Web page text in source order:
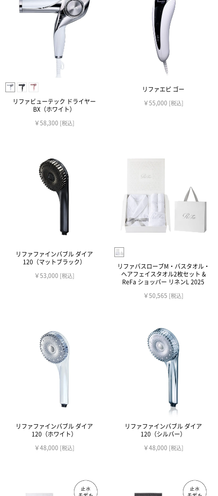
リファビューテック ドライヤー
BX（ホワイト）
￥58,300 [税込]
リファエピ ゴー
￥55,000 [税込]
リファファインバブル ダイア
120（マットブラック）
￥53,000 [税込]
リファバスローブM・バスタオル・
ヘアフェイスタオル2枚セット &
ReFa ショッパー リネンL 2025
￥50,565 [税込]
リファファインバブル ダイア
120（ホワイト）
￥48,000 [税込]
リファファインバブル ダイア
120（シルバー）
￥48,000 [税込]